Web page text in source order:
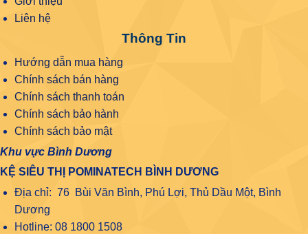
Liên hệ
Thông Tin
Hướng dẫn mua hàng
Chính sách bán hàng
Chính sách thanh toán
Chính sách bảo hành
Chính sách bảo mật
Khu vực Bình Dương
KỆ SIÊU THỊ POMINATECH BÌNH DƯƠNG
Địa chỉ: 76 Bùi Văn Bình, Phú Lợi, Thủ Dầu Một, Bình
Dương
Hotline: 08 1800 1508